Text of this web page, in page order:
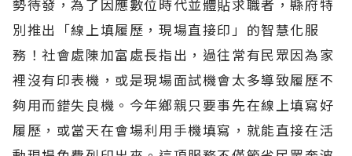
勢待發，為了因應數位時代並體貼求職者，縣府特
別推出「線上填履歷，現場直接印」的智慧化服
務！社會處陳加富處長指出，過往常有民眾因為家
裡沒有印表機，或是現場面試機會太多導致履歷不
夠用而錯失良機。今年鄉親只要事先在線上填寫好
履歷，或當天在會場利用手機填寫，就能直接在活